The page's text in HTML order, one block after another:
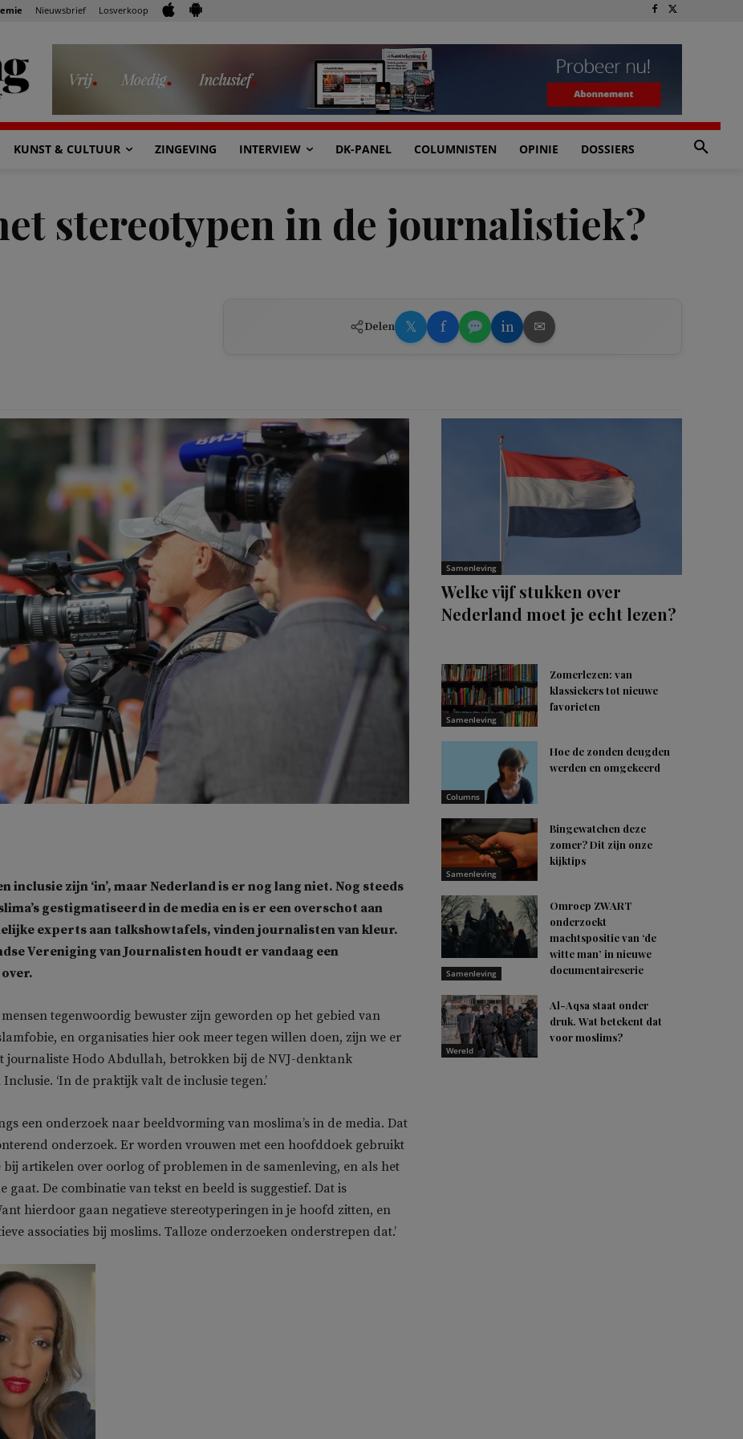
Nieuwsbrief Losverkoop
KUNST & CULTUUR ZINGEVING INTERVIEW DK-PANEL COLUMNISTEN OPINIE DOSSIERS
stereotypen in de journalistiek?
Delen 𝕏 f in ✉
inclusie zijn ‘in’, maar Nederland is er nog lang niet. Nog steeds
gestigmatiseerd in de media en is er een overschot aan
experts aan talkshowtafels, vinden journalisten van kleur.
Vereniging van Journalisten houdt er vandaag een
over.
mensen tegenwoordig bewuster zijn geworden op het gebied van
en organisaties hier ook meer tegen willen doen, zijn we er
journaliste Hodo Abdullah, betrokken bij de NVJ-denktank
‘In de praktijk valt de inclusie tegen.’
een onderzoek naar beeldvorming van moslima’s in de media. Dat
onderzoek. Er worden vrouwen met een hoofddoek gebruikt
artikelen over oorlog of problemen in de samenleving, en als het
gaat. De combinatie van tekst en beeld is suggestief. Dat is
hierdoor gaan negatieve stereotyperingen in je hoofd zitten, en
associaties bij moslims. Talloze onderzoeken onderstrepen dat.’
Samenleving
Welke vijf stukken over
Nederland moet je echt lezen?
Samenleving
Zomerlezen: van
klassiekers tot nieuwe
favorieten
Columns
Hoe de zonden deugden
werden en omgekeerd
Samenleving
Bingewatchen deze
zomer? Dit zijn onze
kijktips
Samenleving
Omroep ZWART
onderzoekt
machtspositie van ‘de
witte man’ in nieuwe
documentaireserie
Wereld
Al-Aqsa staat onder
druk. Wat betekent dat
voor moslims?